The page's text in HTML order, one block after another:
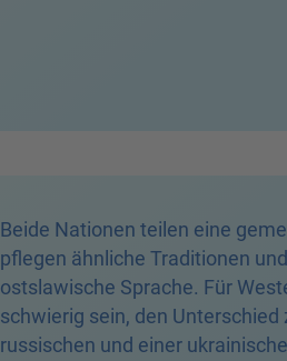
Beide Nationen teilen eine
pflegen ähnliche Traditionen
ostslawische Sprache. Für
schwierig sein, den Unterschied
russischen und einer